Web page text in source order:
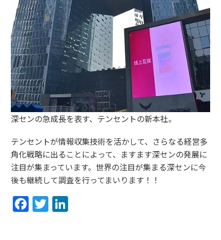
深センの急成長を表す、テンセントの新本社。
テンセントが情報収集技術を活かして、さらなる経営多
角化戦略に出ることによって、ますます深センの発展に
注目が集まっています。世界の注目が集まる深センに今
後も継続して調査を行ってまいります！！
Facebook
Twitter